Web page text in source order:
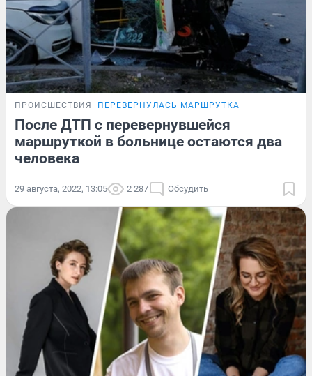
ПРОИСШЕСТВИЯ ПЕРЕВЕРНУЛАСЬ МАРШРУТКА
После ДТП с перевернувшейся
маршруткой в больнице остаются два
человека
29 августа, 2022, 13:05 2 287 Обсудить